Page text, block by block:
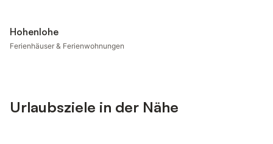
Hohenlohe
Ferienhäuser & Ferienwohnungen
Urlaubsziele in der Nähe